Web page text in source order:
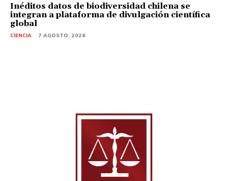
Inéditos datos de biodiversidad chilena se
integran a plataforma de divulgación científica
global
CIENCIA 7 AGOSTO, 2026